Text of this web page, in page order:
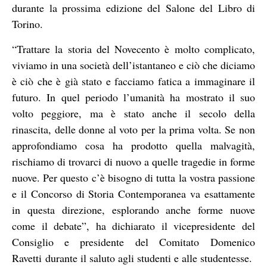
durante la prossima edizione del Salone del Libro di
Torino.
“Trattare la storia del Novecento è molto complicato,
viviamo in una società dell’istantaneo e ciò che diciamo
è ciò che è già stato e facciamo fatica a immaginare il
futuro. In quel periodo l’umanità ha mostrato il suo
volto peggiore, ma è stato anche il secolo della
rinascita, delle donne al voto per la prima volta. Se non
approfondiamo cosa ha prodotto quella malvagità,
rischiamo di trovarci di nuovo a quelle tragedie in forme
nuove. Per questo c’è bisogno di tutta la vostra passione
e il Concorso di Storia Contemporanea va esattamente
in questa direzione, esplorando anche forme nuove
come il debate”, ha dichiarato il vicepresidente del
Consiglio e presidente del Comitato Domenico
Ravetti durante il saluto agli studenti e alle studentesse.